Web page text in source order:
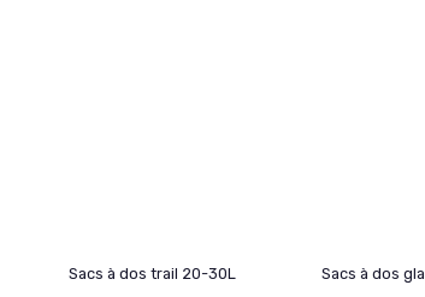
Sacs à dos trail 20-30L Sacs à dos